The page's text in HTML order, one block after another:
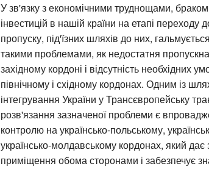
У зв'язку з економічними труднощами,
інвестицій в нашій країни на етапі переходу
пропуску, під'їзних шляхів до них,
такими проблемами, як недостатня
західному кордоні і відсутність необхідних
північному і східному кордонах. Одним із
інтегрування України у Трансєвропейську
розв'язання зазначеної проблеми є
контролю на українсько-польському,
українсько-молдавському кордонах, який дає
приміщення обома сторонами і забезпечує